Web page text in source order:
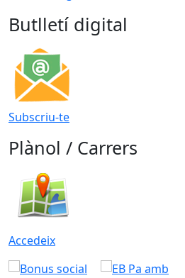
Butlletí digital
Subscriu-te
Plànol / Carrers
Accedeix